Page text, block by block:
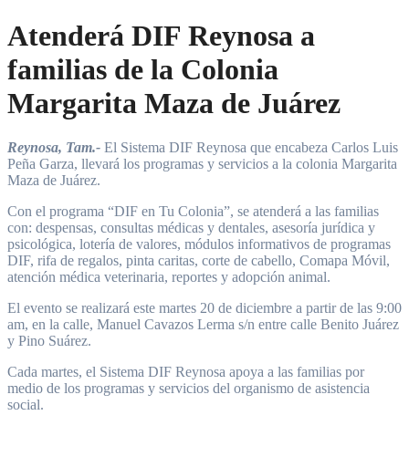
Atenderá DIF Reynosa a
familias de la Colonia
Margarita Maza de Juárez
Reynosa, Tam.- El Sistema DIF Reynosa que encabeza Carlos Luis
Peña Garza, llevará los programas y servicios a la colonia Margarita
Maza de Juárez.
Con el programa “DIF en Tu Colonia”, se atenderá a las familias
con: despensas, consultas médicas y dentales, asesoría jurídica y
psicológica, lotería de valores, módulos informativos de programas
DIF, rifa de regalos, pinta caritas, corte de cabello, Comapa Móvil,
atención médica veterinaria, reportes y adopción animal.
El evento se realizará este martes 20 de diciembre a partir de las 9:00
am, en la calle, Manuel Cavazos Lerma s/n entre calle Benito Juárez
y Pino Suárez.
Cada martes, el Sistema DIF Reynosa apoya a las familias por
medio de los programas y servicios del organismo de asistencia
social.